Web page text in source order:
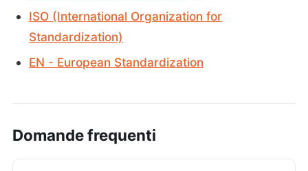
ISO (International Organization for
Standardization)
EN - European Standardization
Domande frequenti